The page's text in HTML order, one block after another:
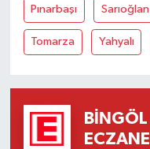
Pınarbaşı Sarıoğlan
Tomarza Yahyalı
BINGÖL